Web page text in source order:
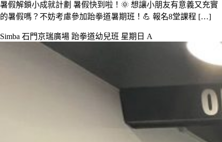
暑假解鎖小成就計劃 暑假快到啦！🌞 想讓小朋友有意義又充實
的暑假嗎？不妨考慮參加跆拳道暑期班！💪 報名8堂課程 […]
Simba 石門京瑞廣場 跆拳道幼兒班 星期日 A